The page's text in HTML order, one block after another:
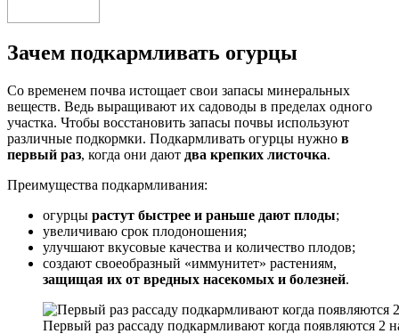
Зачем подкармливать огурцы
Со временем почва истощает свои запасы минеральных
веществ. Ведь выращивают их садоводы в пределах одного
участка. Чтобы восстановить запасы почвы используют
различные подкормки. Подкармливать огурцы нужно в
первый раз, когда они дают два крепких листочка.
Преимущества подкармливания:
огурцы растут быстрее и раньше дают плоды;
увеличиваю срок плодоношения;
улучшают вкусовые качества и количество плодов;
создают своеобразный «иммунитет» растениям,
защищая их от вредных насекомых и болезней.
Первый раз рассаду подкармливают когда появляются 2